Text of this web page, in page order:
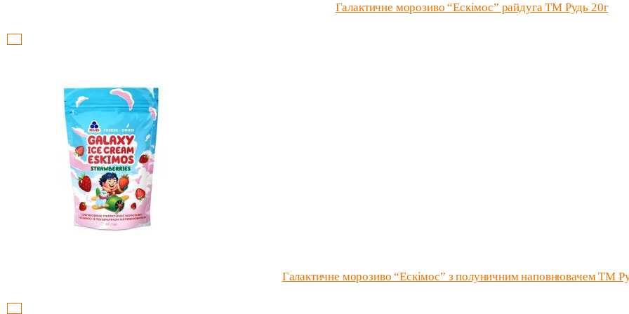
Галактичне морозиво “Ескімос” райдуга ТМ Рудь 20г
Галактичне морозиво “Ескімос” з полуничним наповнювачем ТМ